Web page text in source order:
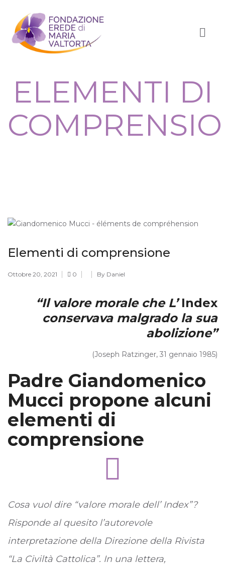
ELEMENTI DI
Elementi di comprensione
Ottobre 20, 2021 0 By Daniel
“Il valore morale che L’Index
conservava malgrado la sua
abolizione”
(Joseph Ratzinger, 31 gennaio 1985)
Padre Giandomenico
Mucci propone alcuni
elementi di
comprensione
Cosa vuol dire “valore morale dell’ Index”?
Risponde al quesito l’autorevole
interpretazione della Direzione della Rivista
“La Civiltà Cattolica”. In una lettera,